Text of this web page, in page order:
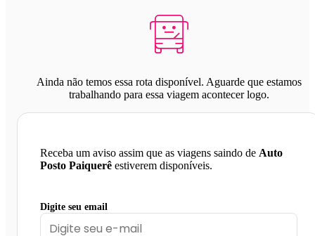
Ainda não temos essa rota disponível. Aguarde que estamos
trabalhando para essa viagem acontecer logo.
Receba um aviso assim que as viagens saindo de Auto
Posto Paiquerê estiverem disponíveis.
Digite seu email